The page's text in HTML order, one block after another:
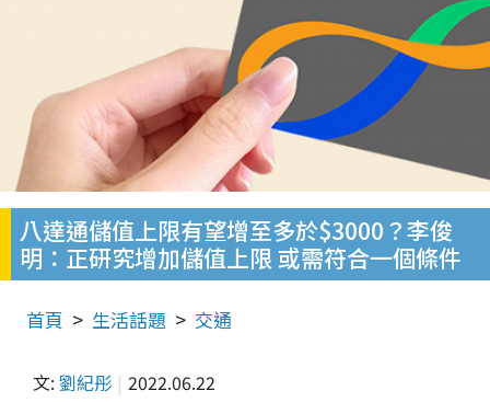
八達通儲值上限有望增至多於$3000？李俊
明：正研究增加儲值上限 或需符合一個條件
首頁 生活話題 交通
文: 劉紀彤 2022.06.22